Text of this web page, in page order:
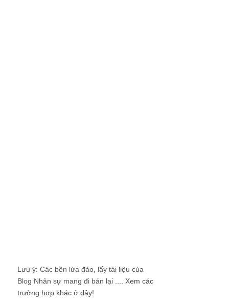
Lưu ý: Các bên lừa đảo, lấy tài liệu của
Blog Nhân sự mang đi bán lại .... Xem các
trường hợp khác ở đây!